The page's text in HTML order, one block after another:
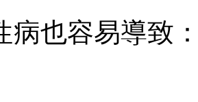
病也容易導致